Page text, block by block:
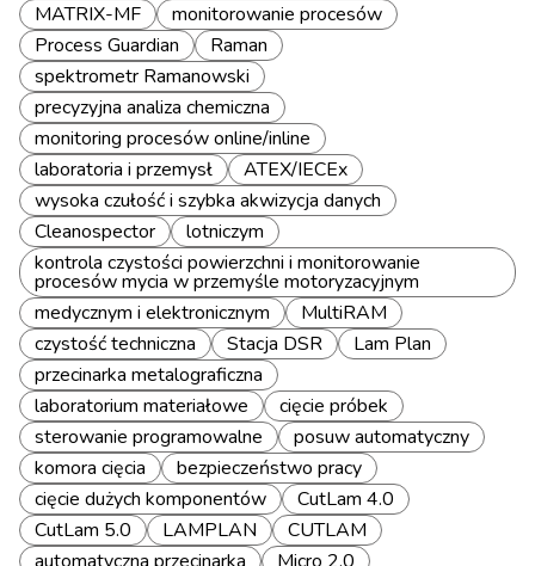
MATRIX-MF
monitorowanie procesów
Process Guardian
Raman
spektrometr Ramanowski
precyzyjna analiza chemiczna
monitoring procesów online/inline
laboratoria i przemysł
ATEX/IECEx
wysoka czułość i szybka akwizycja danych
Cleanospector
lotniczym
kontrola czystości powierzchni i monitorowanie
procesów mycia w przemyśle motoryzacyjnym
medycznym i elektronicznym
MultiRAM
czystość techniczna
Stacja DSR
Lam Plan
przecinarka metalograficzna
laboratorium materiałowe
cięcie próbek
sterowanie programowalne
posuw automatyczny
komora cięcia
bezpieczeństwo pracy
cięcie dużych komponentów
CutLam 4.0
CutLam 5.0
LAMPLAN
CUTLAM